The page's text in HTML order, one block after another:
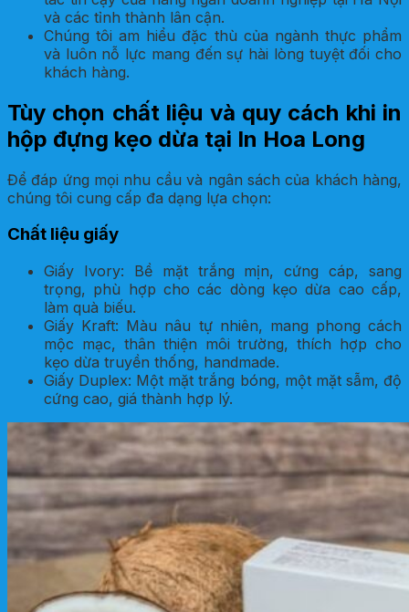
và các tỉnh thành lân cận.
Chúng tôi am hiểu đặc thù của ngành thực phẩm
và luôn nỗ lực mang đến sự hài lòng tuyệt đối cho
khách hàng.
Tùy chọn chất liệu và quy cách khi in
hộp đựng kẹo dừa tại In Hoa Long
Để đáp ứng mọi nhu cầu và ngân sách của khách hàng,
chúng tôi cung cấp đa dạng lựa chọn:
Chất liệu giấy
Giấy Ivory: Bề mặt trắng mịn, cứng cáp, sang
trọng, phù hợp cho các dòng kẹo dừa cao cấp,
làm quà biếu.
Giấy Kraft: Màu nâu tự nhiên, mang phong cách
mộc mạc, thân thiện môi trường, thích hợp cho
kẹo dừa truyền thống, handmade.
Giấy Duplex: Một mặt trắng bóng, một mặt sẫm, độ
cứng cao, giá thành hợp lý.